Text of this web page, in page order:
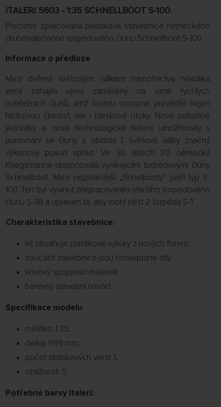
ITALERI 5603 - 1:35 SCHNELLBOOT S-100
Precizně zpracovaná plastiková stavebnice německého
druhoválečného torpédového člunu Schnellboot S-100.
Informace o předloze
Mezi dvěma světovými válkami námořnictva několika
zemí zahájila vývoj zaměřený na vznik rychlých
pobřežních člunů, jenž budou schopné provádět nejen
hlídkovou činnost, ale i bleskové útoky. Nové pohonné
jednotky a nová technologická řešení umožňovaly v
porovnání se čluny z období 1. světové války značný
výkonový posun vpřed. Ve 30. letech 20. německá
Kriegsmarine disponovala vynikajícími torpédovými čluny
Schnellboot. Mezi nejznámější „Shnelbooty“ patří typ S-
100. Ten byl vyvinut přepracováním staršího torpédového
člunu S-38 a upraven ta, aby mohl nést 2 torpéda S-1.
Charakteristika stavebnice:
kit obsahuje plastikové výlisky z nových forem;
součástí stavebnice jsou fotoleptané díly;
kovový spojovací materiál;
barevný stavební návod.
Specifikace modelu
měřítko: 1:35,
délka: 999 mm,
počet obtiskových verzí: 1,
obtížnost: 5.
Potřebné barvy Italeri: